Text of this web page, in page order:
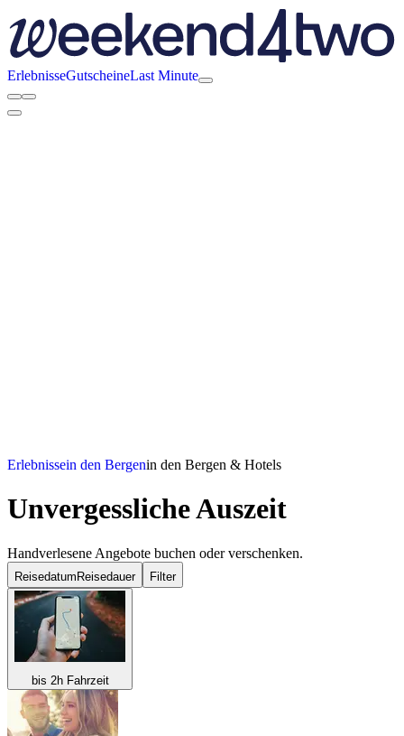
ErlebnisseGutscheineLast Minute
Erlebnissein den Bergenin den Bergen & Hotels
Unvergessliche Auszeit
Handverlesene Angebote buchen oder verschenken.
Reisedatum Reisedauer Filter
bis 2h Fahrzeit